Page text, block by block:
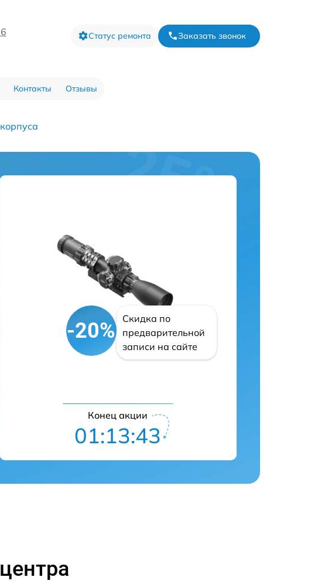
Статус ремонта Заказать звонок
Контакты Отзывы
-20%
Скидка по
предварительной
записи на сайте
Конец акции
01:13:42